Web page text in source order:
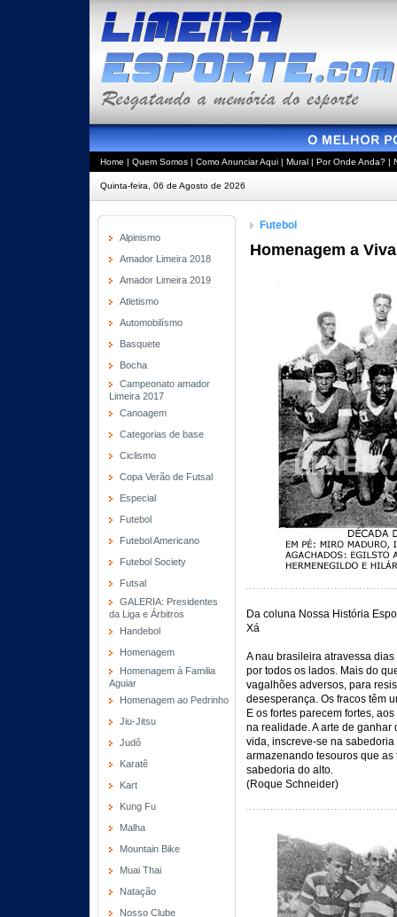
Home | Quem Somos | Como Anunciar Aqui | Mural | Por Onde Anda? |
Quinta-feira, 06 de Agosto de 2026
Alpinismo
Amador Limeira 2018
Amador Limeira 2019
Atletismo
Automobilísmo
Basquete
Bocha
Campeonato amador
Limeira 2017
Canoagem
Categorias de base
Ciclismo
Copa Verão de Futsal
Especial
Futebol
Futebol Americano
Futebol Society
Futsal
GALERIA: Presidentes
da Liga e Árbitros
Handebol
Homenagem
Homenagem à Familia
Aguiar
Homenagem ao Pedrinho
Jiu-Jitsu
Judô
Karatê
Kart
Kung Fu
Malha
Mountain Bike
Muai Thai
Natação
Nosso Clube
Futebol
Homenagem a
Da coluna Nossa História
Xá
A nau brasileira atravessa
por todos os lados. Mais do
vagalhões adversos, para
desesperança. Os fracos têm
E os fortes parecem fortes,
na realidade. A arte de
vida, inscreve-se na
armazenando tesouros que
sabedoria do alto.
(Roque Schneider)